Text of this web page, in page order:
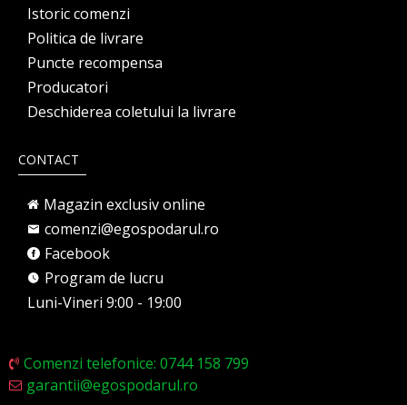
Istoric comenzi
Politica de livrare
Puncte recompensa
Producatori
Deschiderea coletului la livrare
CONTACT
Magazin exclusiv online
comenzi@egospodarul.ro
Facebook
Program de lucru
Luni-Vineri 9:00 - 19:00
Comenzi telefonice: 0744 158 799
garantii@egospodarul.ro